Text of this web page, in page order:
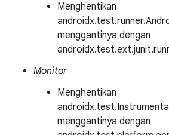
Menghentikan
menggantinya dengan
Monitor
Menghentikan
menggantinya dengan